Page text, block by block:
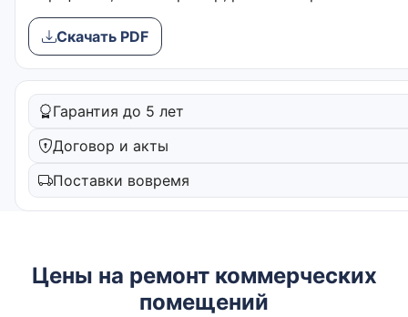
Скачать PDF
Гарантия до 5 лет
Договор и акты
Поставки вовремя
Цены на ремонт коммерческих
помещений